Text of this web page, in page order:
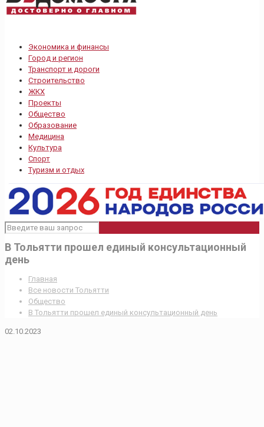
Экономика и финансы
Город и регион
Транспорт и дороги
Строительство
ЖКХ
Проекты
Общество
Образование
Медицина
Культура
Спорт
Туризм и отдых
В Тольятти прошел единый консультационный
день
Главная
Все новости Тольятти
Общество
В Тольятти прошел единый консультационный день
02.10.2023